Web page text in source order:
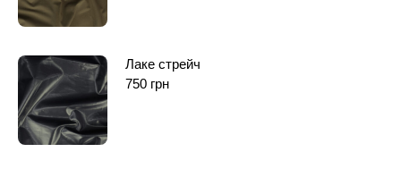
Лаке стрейч
750 грн